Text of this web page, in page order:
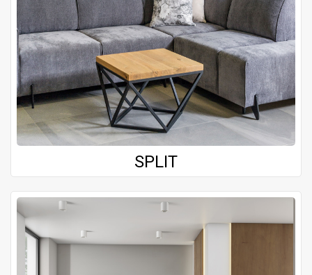
SPLIT